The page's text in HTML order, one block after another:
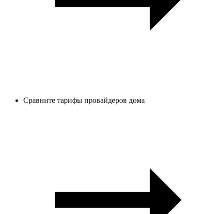
Сравните тарифы провайдеров дома